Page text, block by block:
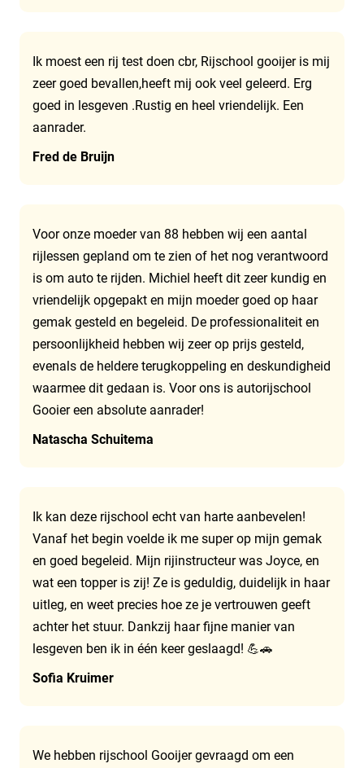
Ik moest een rij test doen cbr, Rijschool gooijer is mij
zeer goed bevallen,heeft mij ook veel geleerd. Erg
goed in lesgeven .Rustig en heel vriendelijk. Een
aanrader.
Fred de Bruijn
Voor onze moeder van 88 hebben wij een aantal
rijlessen gepland om te zien of het nog verantwoord
is om auto te rijden. Michiel heeft dit zeer kundig en
vriendelijk opgepakt en mijn moeder goed op haar
gemak gesteld en begeleid. De professionaliteit en
persoonlijkheid hebben wij zeer op prijs gesteld,
evenals de heldere terugkoppeling en deskundigheid
waarmee dit gedaan is. Voor ons is autorijschool
Gooier een absolute aanrader!
Natascha Schuitema
Ik kan deze rijschool echt van harte aanbevelen!
Vanaf het begin voelde ik me super op mijn gemak
en goed begeleid. Mijn rijinstructeur was Joyce, en
wat een topper is zij! Ze is geduldig, duidelijk in haar
uitleg, en weet precies hoe ze je vertrouwen geeft
achter het stuur. Dankzij haar fijne manier van
lesgeven ben ik in één keer geslaagd! 💪🚗
Sofia Kruimer
We hebben rijschool Gooijer gevraagd om een